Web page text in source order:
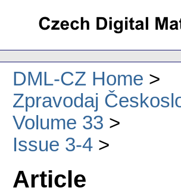
DML-CZ Home
Zpravodaj
Volume 33
Issue 3-4
Article